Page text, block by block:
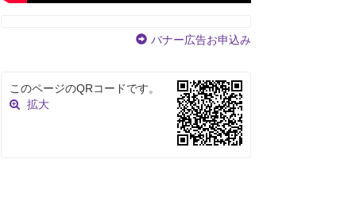
バナー広告お申込み
このページのQRコードです。
拡大